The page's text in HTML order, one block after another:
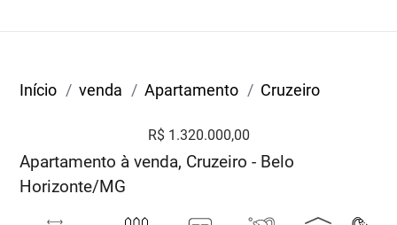
Início venda Apartamento Cruzeiro
R$ 1.320.000,00
Apartamento à venda, Cruzeiro - Belo
Horizonte/MG